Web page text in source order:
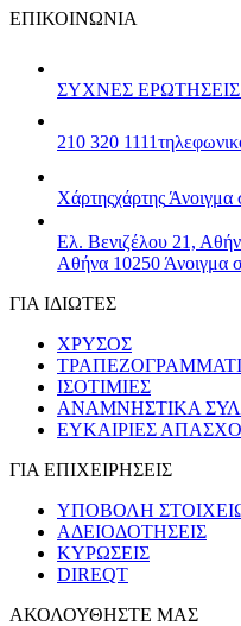
ΕΠΙΚΟΙΝΩΝΙΑ
ΣΥΧΝΕΣ
210 320 1111
Χάρτηςχάρτης Άνοιγμα
Ελ. Βενιζέλου 21,
Αθήνα 10250 Άνοιγμα
ΓΙΑ ΙΔΙΩΤΕΣ
ΧΡΥΣΟΣ
ΙΣΟΤΙΜΙΕΣ
ΑΝΑΜΝΗΣΤΙΚΑ
ΕΥΚΑΙΡΙΕΣ
ΓΙΑ ΕΠΙΧΕΙΡΗΣΕΙΣ
ΥΠΟΒΟΛΗ
ΑΔΕΙΟΔΟΤΗΣΕΙΣ
ΚΥΡΩΣΕΙΣ
DIREQT
ΑΚΟΛΟΥΘΗΣΤΕ ΜΑΣ